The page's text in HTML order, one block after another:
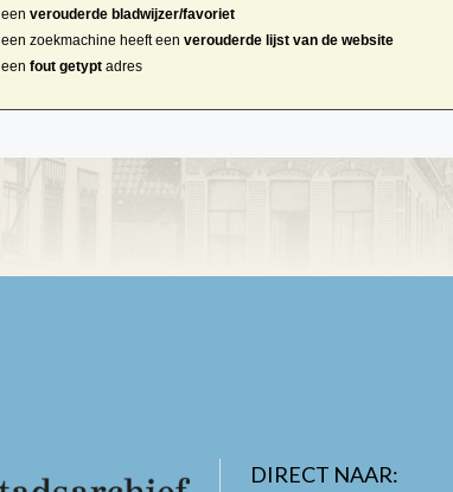
een verouderde bladwijzer/favoriet
een zoekmachine heeft een verouderde lijst van de website
een fout getypt adres
DIRECT NAAR: